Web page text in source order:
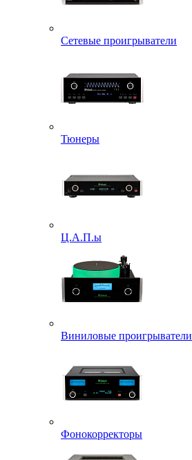
Сетевые проигрыватели
Тюнеры
Ц.А.П.ы
Виниловые проигрыватели
Фонокорректоры